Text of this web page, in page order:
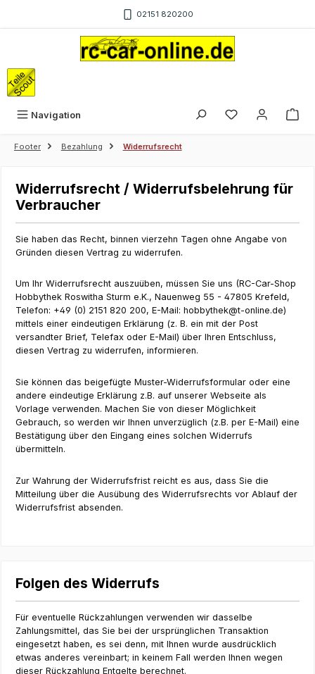
02151 820200
Navigation
Footer Bezahlung Widerrufsrecht
Widerrufsrecht / Widerrufsbelehrung für
Verbraucher
Sie haben das Recht, binnen vierzehn Tagen ohne Angabe von
Gründen diesen Vertrag zu widerrufen.
Um Ihr Widerrufsrecht auszuüben, müssen Sie uns (RC-Car-Shop
Hobbythek Roswitha Sturm e.K., Nauenweg 55 - 47805 Krefeld,
Telefon: +49 (0) 2151 820 200, E-Mail: hobbythek@t-online.de)
mittels einer eindeutigen Erklärung (z. B. ein mit der Post
versandter Brief, Telefax oder E-Mail) über Ihren Entschluss,
diesen Vertrag zu widerrufen, informieren.
Sie können das beigefügte Muster-Widerrufsformular oder eine
andere eindeutige Erklärung z.B. auf unserer Webseite als
Vorlage verwenden. Machen Sie von dieser Möglichkeit
Gebrauch, so werden wir Ihnen unverzüglich (z.B. per E-Mail) eine
Bestätigung über den Eingang eines solchen Widerrufs
übermitteln.
Zur Wahrung der Widerrufsfrist reicht es aus, dass Sie die
Mitteilung über die Ausübung des Widerrufsrechts vor Ablauf der
Widerrufsfrist absenden.
Folgen des Widerrufs
Für eventuelle Rückzahlungen verwenden wir dasselbe
Zahlungsmittel, das Sie bei der ursprünglichen Transaktion
eingesetzt haben, es sei denn, mit Ihnen wurde ausdrücklich
etwas anderes vereinbart; in keinem Fall werden Ihnen wegen
dieser Rückzahlung Entgelte berechnet.